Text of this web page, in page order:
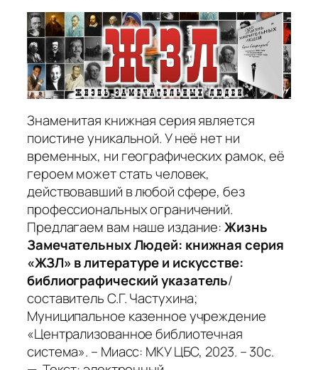
Знаменитая книжная серия является
поистине уникальной. У неё нет ни
временных, ни географических рамок, её
героем может стать человек,
действовавший в любой сфере, без
профессиональных ограничений.
Предлагаем вам наше издание:Жизнь
Замечательных Людей: книжная серия
«ЖЗЛ» в литературе и искусстве:
библиографический указатель/
составитель С.Г. Частухина;
Муниципальное казенное учреждение
«Централизованное библиотечная
система». – Миасс: МКУ ЦБС, 2023. – 30с.